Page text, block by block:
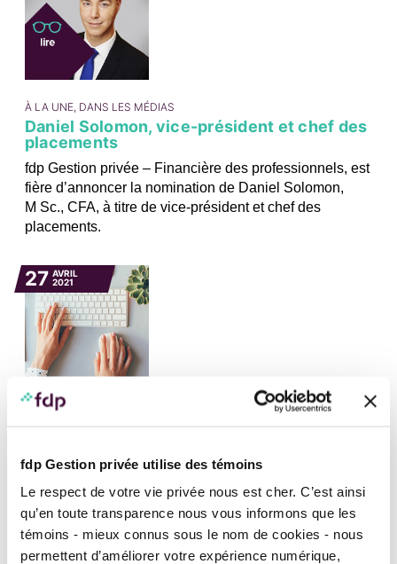
fdp Gestion privée utilise des témoins
Le respect de votre vie privée nous est cher. C’est ainsi
qu’en toute transparence nous vous informons que les
témoins - mieux connus sous le nom de cookies - nous
permettent d’améliorer votre expérience numérique,
À LA UNE, DANS LES MÉDIAS
Daniel Solomon, vice-président et chef des
placements
fdp Gestion privée – Financière des professionnels, est
fière d’annoncer la nomination de Daniel Solomon,
M Sc., CFA, à titre de vice-président et chef des
placements.
27 AVRIL
2021
DANS LES MÉDIAS
Audrey Lopez de la Osa, conseillère en gestion de
patrimoine chez fdp, a tenu une entrevue auprès de
l’Institut québécois de planification financière (IQPF), lors
de laquelle elle dépeint la façon dont son rôle de
conseillère est devenu une vocation.